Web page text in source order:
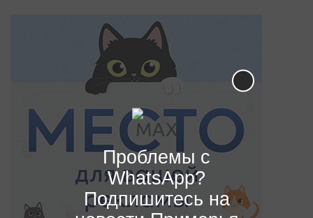
Проблемы с
WhatsApp?
Подпишитесь на